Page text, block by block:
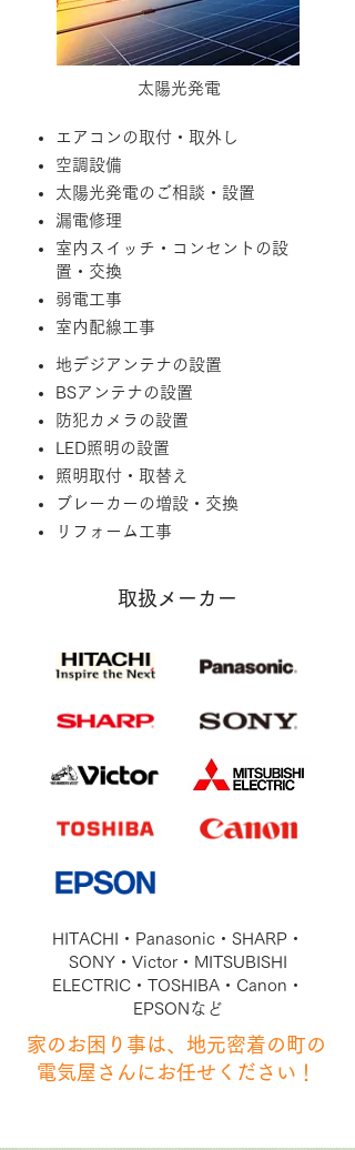
​太陽光発電
エアコンの取付・取外し
​空調設備
太陽光発電のご相談・設置​
漏電修理
室内スイッチ・コンセントの設
置・交換
弱電工事​
室内配線工事
地デジアンテナの設置
BSアンテナの設置​
防犯カメラの設置
LED照明の設置
照明取付・取替え
ブレーカーの増設・交換
​リフォーム工事
​取扱メーカー
HITACHI・Panasonic・SHARP・
SONY・Victor・MITSUBISHI
ELECTRIC・TOSHIBA・Canon・
EPSONなど
​家のお困り事は、地元密着の町の
電気屋さんにお任せください！